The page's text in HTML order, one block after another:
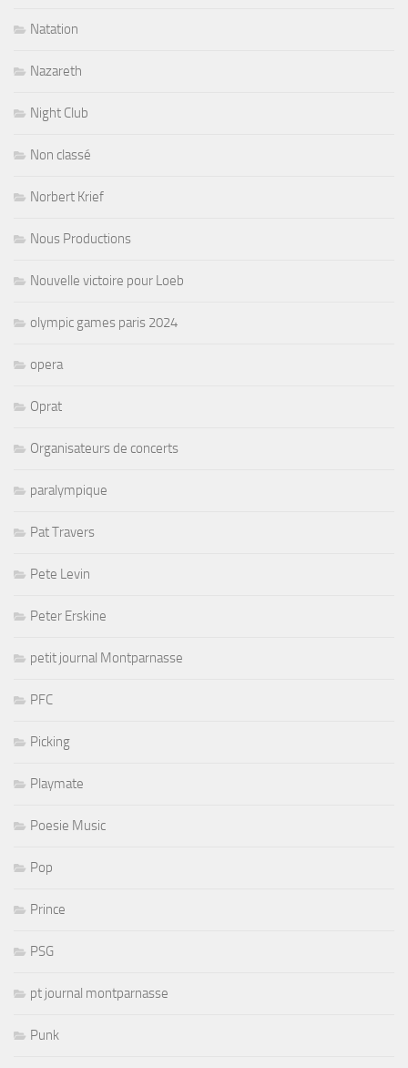
Natation
Nazareth
Night Club
Non classé
Norbert Krief
Nous Productions
Nouvelle victoire pour Loeb
olympic games paris 2024
opera
Oprat
Organisateurs de concerts
paralympique
Pat Travers
Pete Levin
Peter Erskine
petit journal Montparnasse
PFC
Picking
Playmate
Poesie Music
Pop
Prince
PSG
pt journal montparnasse
Punk